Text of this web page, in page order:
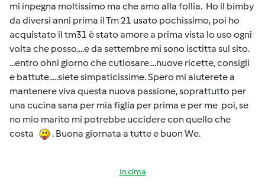
mi inpegna moltissimo ma che amo alla follia. Ho il bimby
da diversi anni prima il Tm 21 usato pochissimo, poi ho
acquistato il tm31 è stato amore a prima vista lo uso ogni
volta che posso....e da settembre mi sono isctitta sul sito.
...entro ohni giorno che cutiosare....nuove ricette, consigli
e battute.....siete simpaticissime. Spero mi aiuterete a
mantenere viva questa nuova passione, soprattutto per
una cucina sana per mia figlia per prima e per me poi, se
no mio marito mi potrebbe uccidere con quello che
costa
. Buona giornata a tutte e buon We.
In cima